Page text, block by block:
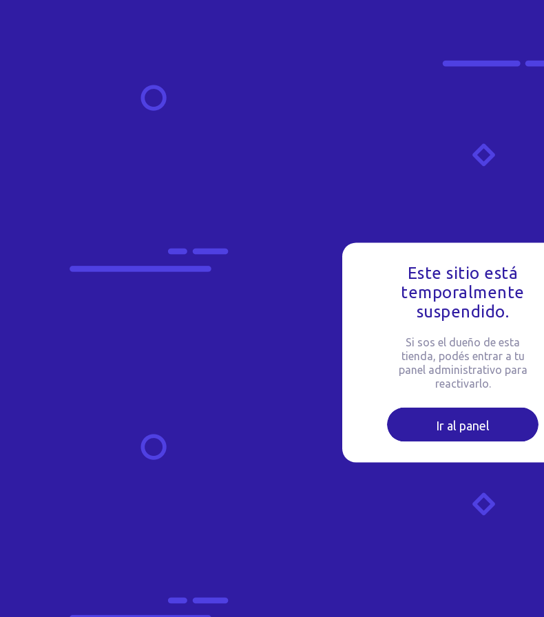
Este sitio está
temporalmente
suspendido.
Si sos el dueño de esta
tienda, podés entrar a tu
panel administrativo para
reactivarlo.
Ir al panel